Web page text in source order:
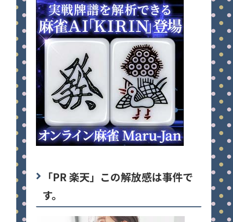
「PR 楽天」この解放感は事件で
す。